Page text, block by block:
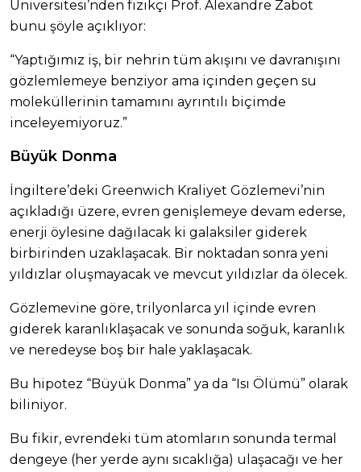
Üniversitesi’nden fizikçi Prof. Alexandre Zabot
bunu şöyle açıklıyor:
“Yaptığımız iş, bir nehrin tüm akışını ve davranışını
gözlemlemeye benziyor ama içinden geçen su
moleküllerinin tamamını ayrıntılı biçimde
inceleyemiyoruz.”
Büyük Donma
İngiltere’deki Greenwich Kraliyet Gözlemevi’nin
açıkladığı üzere, evren genişlemeye devam ederse,
enerji öylesine dağılacak ki galaksiler giderek
birbirinden uzaklaşacak. Bir noktadan sonra yeni
yıldızlar oluşmayacak ve mevcut yıldızlar da ölecek.
Gözlemevine göre, trilyonlarca yıl içinde evren
giderek karanlıklaşacak ve sonunda soğuk, karanlık
ve neredeyse boş bir hale yaklaşacak.
Bu hipotez “Büyük Donma” ya da “Isı Ölümü” olarak
biliniyor.
Bu fikir, evrendeki tüm atomların sonunda termal
dengeye (her yerde aynı sıcaklığa) ulaşacağı ve her